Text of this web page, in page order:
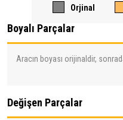
Orjinal
Boyalı Parçalar
Aracın boyası orijinaldir,
Değişen Parçalar